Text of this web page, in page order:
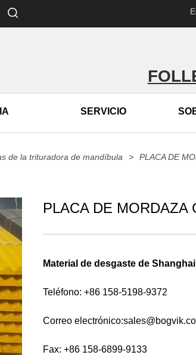
SERVICIO
de la trituradora de mandíbula > PLACA DE
PLACA DE MORDAZA
Material de desgaste de
Teléfono: +86 158-5198-9372
Correo electrónico:
Fax: +86 158-6899-9133